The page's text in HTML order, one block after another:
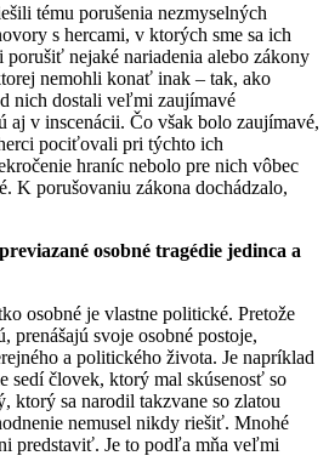
tému porušenia nezmyselných
s hercami, v ktorých sme sa ich
nejaké nariadenia alebo zákony
nemohli konať inak – tak, ako
nich dostali veľmi zaujímavé
aj v inscenácii. Čo však bolo zaujímavé,
pociťovali pri týchto ich
hraníc nebolo pre nich vôbec
K porušovaniu zákona dochádzalo,
osobné tragédie jedinca a
osobné je vlastne politické. Pretože
prenášajú svoje osobné postoje,
a politického života. Je napríklad
človek, ktorý mal skúsenosť so
ktorý sa narodil takzvane so zlatou
nemusel nikdy riešiť. Mnohé
predstaviť. Je to podľa mňa veľmi